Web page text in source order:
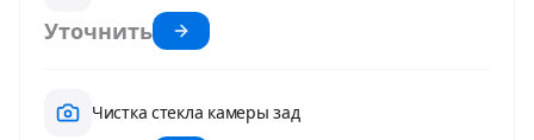
Уточнить
Чистка стекла камеры зад